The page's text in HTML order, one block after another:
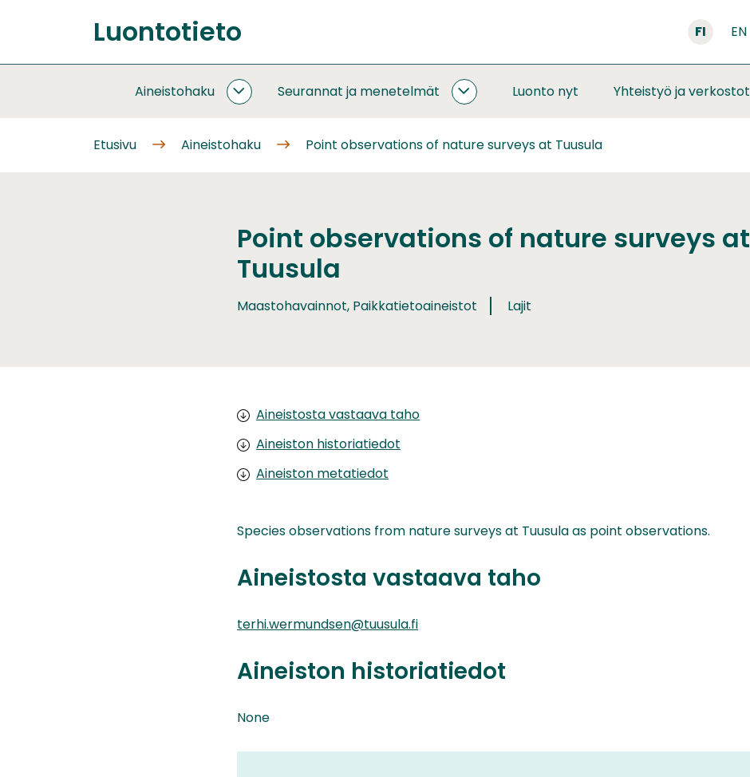
sisältöön
Etusivu
Luontotieto FI EN
Aineistohaku
AINEISTOHAKU
Seurannat ja menetelmät
SEURANNAT
ALASIVUT
Luonto nyt Yhteistyö ja verkostot
Etusivu Aineistohaku Point observations of nature surveys at Tuusula
Point observations of nature surveys at
Tuusula
Maastohavainnot, Paikkatietoaineistot Lajit
Aineistosta vastaava taho
Aineiston historiatiedot
Aineiston metatiedot
Species observations from nature surveys at Tuusula as point observations.
Aineistosta vastaava taho
terhi.wermundsen@tuusula.fi
Aineiston historiatiedot
None